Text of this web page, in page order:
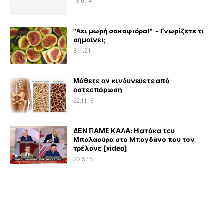
"Αει μωρή σακαφιόρα!" ~ Γνωρίζετε τι
σημαίνει;
8.11.21
Μάθετε αν κινδυνεύετε από
οστεοπόρωση
22.11.16
ΔΕΝ ΠΑΜΕ ΚΑΛΑ: Η ατάκα του
Μπαλαούρα στο Μπογδάνο που τον
τρέλανε [video]
20.5.15